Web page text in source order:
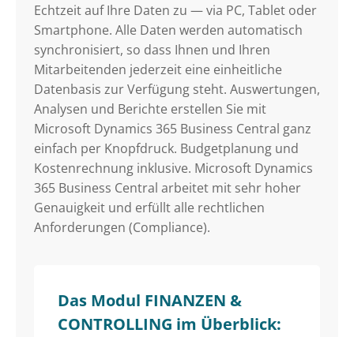
Echtzeit auf Ihre Daten zu — via PC, Tablet oder
Smartphone. Alle Daten werden automatisch
synchronisiert, so dass Ihnen und Ihren
Mitarbeitenden jederzeit eine einheitliche
Datenbasis zur Verfügung steht. Auswertungen,
Analysen und Berichte erstellen Sie mit
Microsoft Dynamics 365 Business Central ganz
einfach per Knopfdruck. Budgetplanung und
Kostenrechnung inklusive. Microsoft Dynamics
365 Business Central arbeitet mit sehr hoher
Genauigkeit und erfüllt alle rechtlichen
Anforderungen (Compliance).
Das Modul FINANZEN &
CONTROLLING im Überblick: